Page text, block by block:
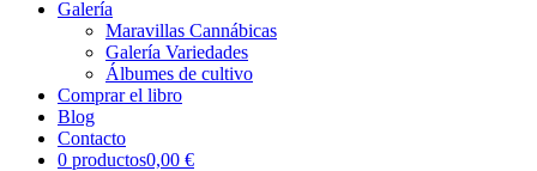
Galería
Maravillas Cannábicas
Galería Variedades
Álbumes de cultivo
Comprar el libro
Blog
Contacto
0 productos0,00 €